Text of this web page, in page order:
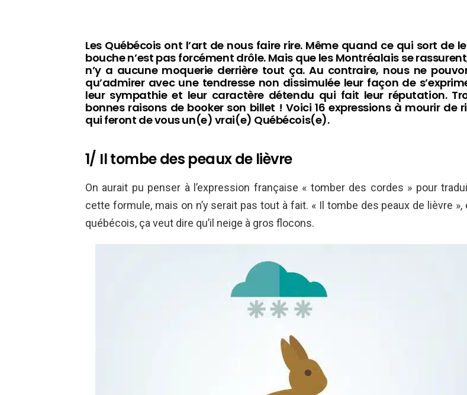
Les Québécois ont l’art de nous faire rire. Même quand ce qui sort de
bouche n’est pas forcément drôle. Mais que les Montréalais se
n’y a aucune moquerie derrière tout ça. Au contraire, nous ne
qu’admirer avec une tendresse non dissimulée leur façon de
leur sympathie et leur caractère détendu qui fait leur réputation.
bonnes raisons de booker son billet ! Voici 16 expressions à mourir de
qui feront de vous un(e) vrai(e) Québécois(e).
1/ Il tombe des peaux de lièvre
On aurait pu penser à l’expression française « tomber des cordes » pour
cette formule, mais on n’y serait pas tout à fait. « Il tombe des peaux de lièvre »,
québécois, ça veut dire qu’il neige à gros flocons.